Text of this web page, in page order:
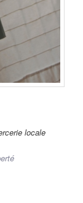
locale